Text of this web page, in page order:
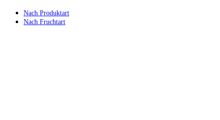
Nach Produktart
Nach Fruchtart